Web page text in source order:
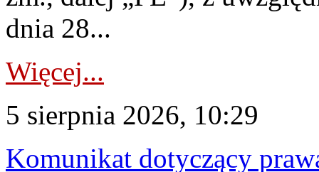
dnia 28...
Więcej...
5 sierpnia 2026, 10:29
Komunikat dotyczący